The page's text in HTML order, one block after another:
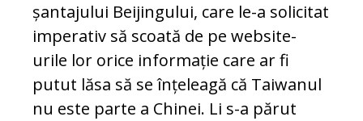
șantajului Beijingului, care le-a solicitat
imperativ să scoată de pe website-
urile lor orice informație care ar fi
putut lăsa să se înțeleagă că Taiwanul
nu este parte a Chinei. Li s-a părut